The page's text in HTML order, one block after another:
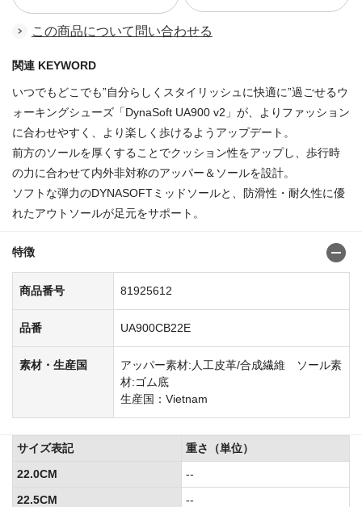
この商品について問い合わせる
関連 KEYWORD
いつでもどこでも”自分らしくスタイリッシュに快適に”過ごせるウ
ォーキングシューズ「DynaSoft UA900 v2」が、よりファッション
に合わせやすく、より楽しく歩けるようアップデート。
前方のソールを厚くすることでクッション性をアップし、歩行時
の力に合わせて内外非対称のアッパー＆ソールを設計。
ソフトな弾力のDYNASOFTミッドソールと、防滑性・耐久性に優
れたアウトソールが足元をサポート。
特徴
商品番号 81925612
品番 UA900CB22E
素材・生産国
アッパー素材:人工皮革/合成繊維 ソール素
材:ゴム底
生産国：Vietnam
サイズ表記
重さ（単位）
22.0CM
--
22.5CM
--